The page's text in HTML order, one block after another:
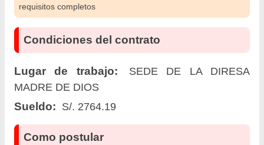
requisitos completos
Condiciones del contrato
Lugar de trabajo:
SEDE DE LA DIRESA
MADRE DE DIOS
Sueldo: S/. 2764.19
Como postular